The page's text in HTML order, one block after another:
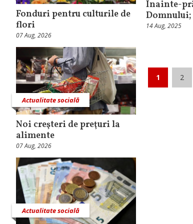
Fonduri pentru culturile de
flori
07 Aug, 2026
Actualitate socială
Noi creşteri de preţuri la
alimente
07 Aug, 2026
Actualitate socială
Înainte-
Domnului;
14 Aug, 2025
1 2